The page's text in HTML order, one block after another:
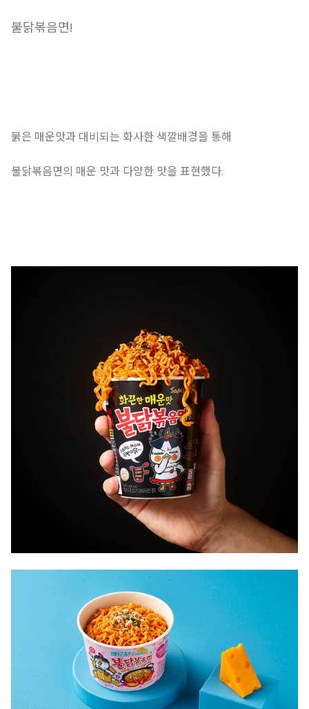
불닭볶음면!
붉은 매운맛과 대비되는 화사한 색깔배경을 통해
불닭볶음면의 매운 맛과 다양한 맛을 표현했다.